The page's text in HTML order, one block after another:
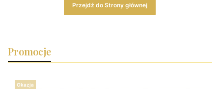
Przejdź do Strony głównej
Promocje
Okazja